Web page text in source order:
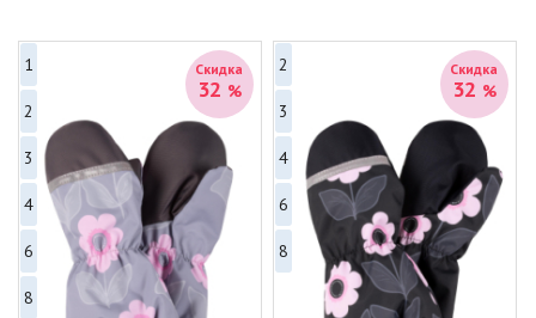
Скидка
32 %
1
2
3
4
6
8
Скидка
32 %
2
3
4
6
8